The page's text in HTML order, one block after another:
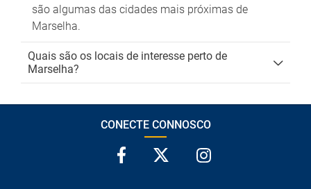
são algumas das cidades mais próximas de
Marselha.
Quais são os locais de interesse perto de
Marselha?
CONECTE CONNOSCO